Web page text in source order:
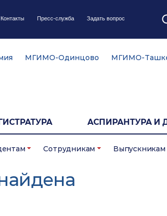
Контакты Пресс-служба Задать вопрос
МГИМО-Одинцово МГИМО-
АСПИРАНТУРА И
Сотрудникам Выпускникам